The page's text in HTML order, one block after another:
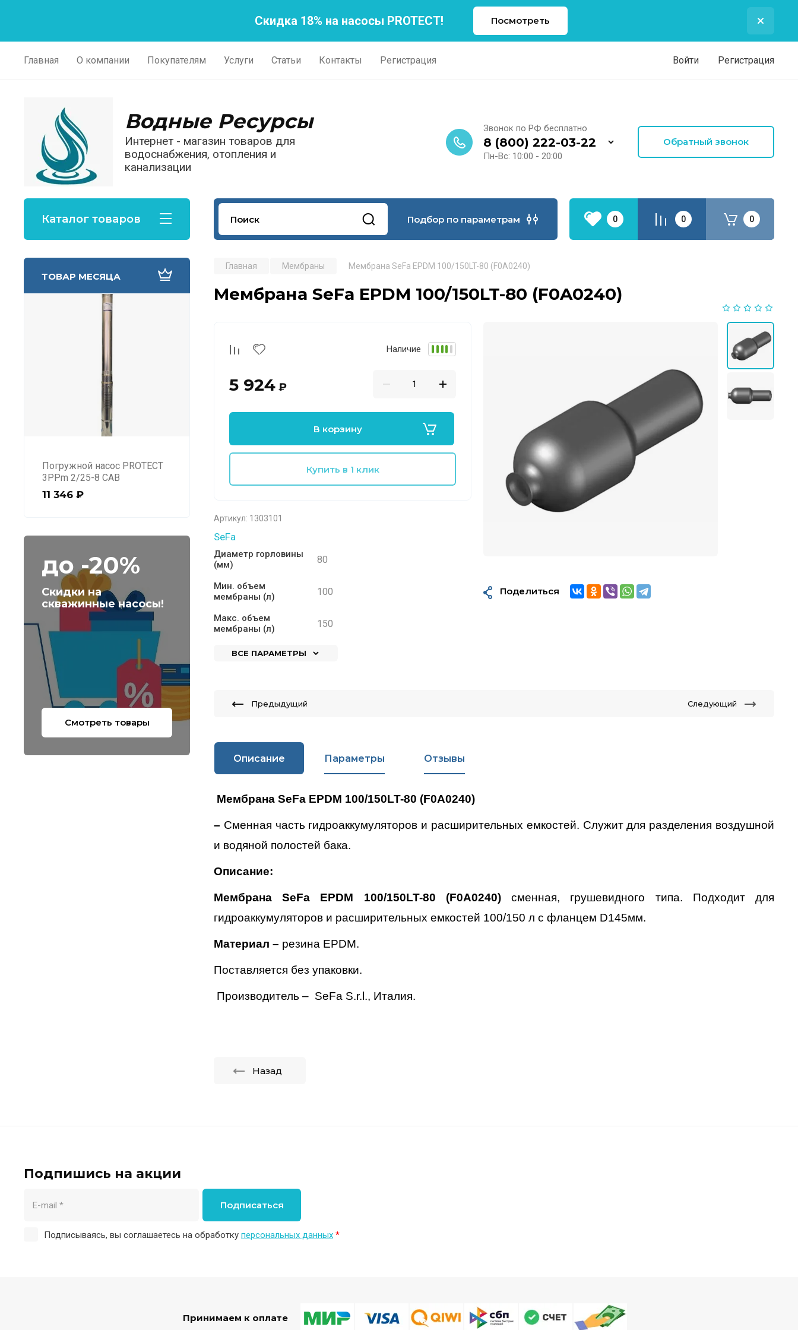
Скидка 18% на насосы PROTECT! Посмотреть
Главная О компании Покупателям Услуги Статьи Контакты Регистрация Войти Регистрация
Водные Ресурсы
Интернет - магазин товаров для
водоснабжения, отопления и
канализации
Звонок по РФ бесплатно
8 (800) 222-03-22
Пн-Вс: 10:00 - 20:00
Обратный звонок
Каталог товаров Подбор по параметрам 0 0 0
ТОВАР МЕСЯЦА
Погружной насос PROTECT
3PPm 2/25-8 CAB
11 346 ₽
до -20%
Скидки на
скважинные насосы!
Смотреть товары
Главная Мембраны Мембрана SeFa EPDM 100/150LT-80 (F0A0240)
Мембрана SeFa EPDM 100/150LT-80 (F0A0240)
Наличие
5 924 ₽
В корзину
Купить в 1 клик
Артикул: 1303101
SeFa
Диаметр горловины
(мм)
80
Мин. объем
мембраны (л)
100
Макс. объем
мембраны (л)
150
ВСЕ ПАРАМЕТРЫ
Поделиться
Предыдущий Следующий
Описание Параметры Отзывы
Мембрана SeFa EPDM 100/150LT-80 (F0A0240)
– Сменная часть гидроаккумуляторов и расширительных емкостей. Служит для разделения воздушной
и водяной полостей бака.
Описание:
Мембрана SeFa EPDM 100/150LT-80 (F0A0240)сменная, грушевидного типа. Подходит для
гидроаккумуляторов и расширительных емкостей 100/150 л с фланцем D145мм.
Материал – резина EPDM.
Поставляется без упаковки.
Производитель – SeFa S.r.l., Италия.
Назад
Подпишись на акции
Подписываясь, вы соглашаетесь на обработку персональных данных *
Подписаться
Принимаем к оплате